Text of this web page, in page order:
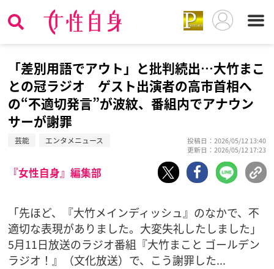
「差別用語でアウト」と批判続出…大竹まこ
との冠ラジオ ゲスト出演者の高市首相へ
の“不適切発言”が波紋、番組内でアナウン
サーが謝罪
芸能 エンタメニュース
投稿日：2026/05/12 13:40
更新日：2026/05/12 17:23
『女性自身』編集部
「先ほど、『大竹メインディッシュ』のなかで、不
適切な表現がありました。大変失礼したしました」
5月11日放送のラジオ番組『大竹まこと ゴールデン
ラジオ！』（文化放送）で、こう謝罪した...